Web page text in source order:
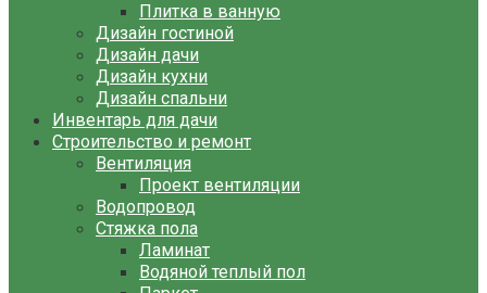
Плитка в ванную
Дизайн гостиной
Дизайн дачи
Дизайн кухни
Дизайн спальни
Инвентарь для дачи
Строительство и ремонт
Вентиляция
Проект вентиляции
Водопровод
Стяжка пола
Ламинат
Водяной теплый пол